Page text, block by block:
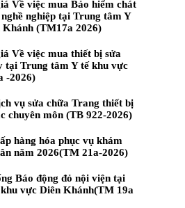
Về việc mua Bảo hiểm chát
nghiệp tại Trung tâm Y
Khánh (TM17a 2026)
Về việc mua thiết bị sửa
tại Trung tâm Y tế khu vực
-2026)
vụ sửa chữa Trang thiết bị
chuyên môn (TB 922-2026)
hàng hóa phục vụ khám
năm 2026(TM 21a-2026)
Báo động đỏ nội viện tại
vực Diên Khánh(TM 19a